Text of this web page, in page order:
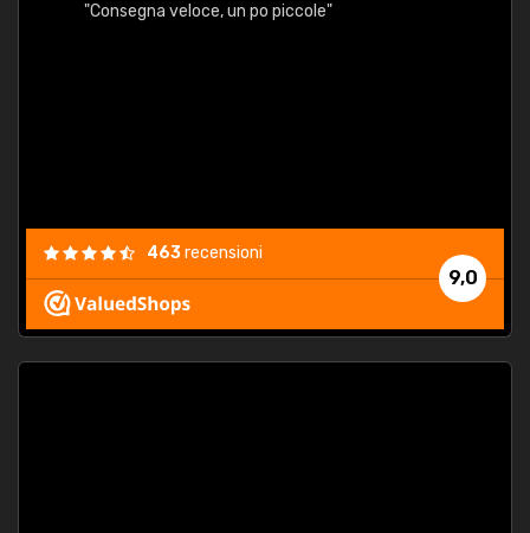
"Consegna veloce, un po piccole"
9,0
463recensioni